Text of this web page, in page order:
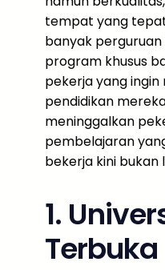
tempat yang
banyak
program khusus
pekerja yang
pendidikan
meninggalkan
pembelajaran
bekerja kini bukan
1.
Terbuka